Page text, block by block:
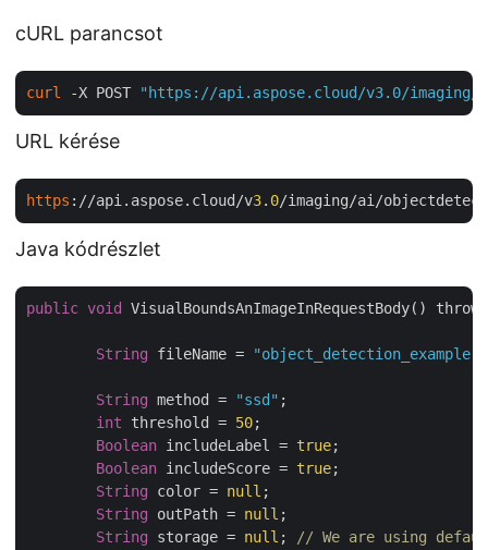
cURL parancsot
curl -X POST "https://api.aspose.cloud/v3.0/imaging/
URL kérése
https ://api.aspose.cloud/v3. 0/imaging/ai/
Java kódrészlet
public void VisualBoundsAnImageInRequestBody()
String fileName =
String method = "ssd" ;
int threshold = 50;
Boolean includeLabel = true;
Boolean includeScore = true;
String color = null ;
String outPath = null ;
String storage = null ; // We are using